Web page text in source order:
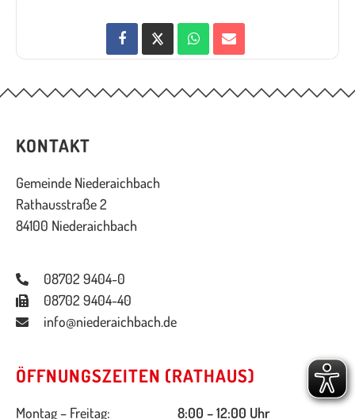
KONTAKT
Gemeinde Niederaichbach
Rathausstraße 2
84100 Niederaichbach
08702 9404-0
08702 9404-40
info@niederaichbach.de
ÖFFNUNGSZEITEN (RATHAUS)
Montag – Freitag: 8:00 – 12:00 Uhr